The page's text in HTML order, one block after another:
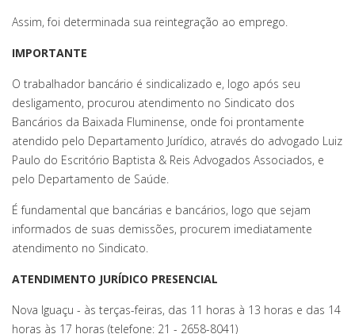
Assim, foi determinada sua reintegração ao emprego.
IMPORTANTE
O trabalhador bancário é sindicalizado e, logo após seu
desligamento, procurou atendimento no Sindicato dos
Bancários da Baixada Fluminense, onde foi prontamente
atendido pelo Departamento Jurídico, através do advogado Luiz
Paulo do Escritório Baptista & Reis Advogados Associados, e
pelo Departamento de Saúde.
É fundamental que bancárias e bancários, logo que sejam
informados de suas demissões, procurem imediatamente
atendimento no Sindicato.
ATENDIMENTO JURÍDICO PRESENCIAL
Nova Iguaçu - às terças-feiras, das 11 horas à 13 horas e das 14
horas às 17 horas (telefone: 21 - 2658-8041)